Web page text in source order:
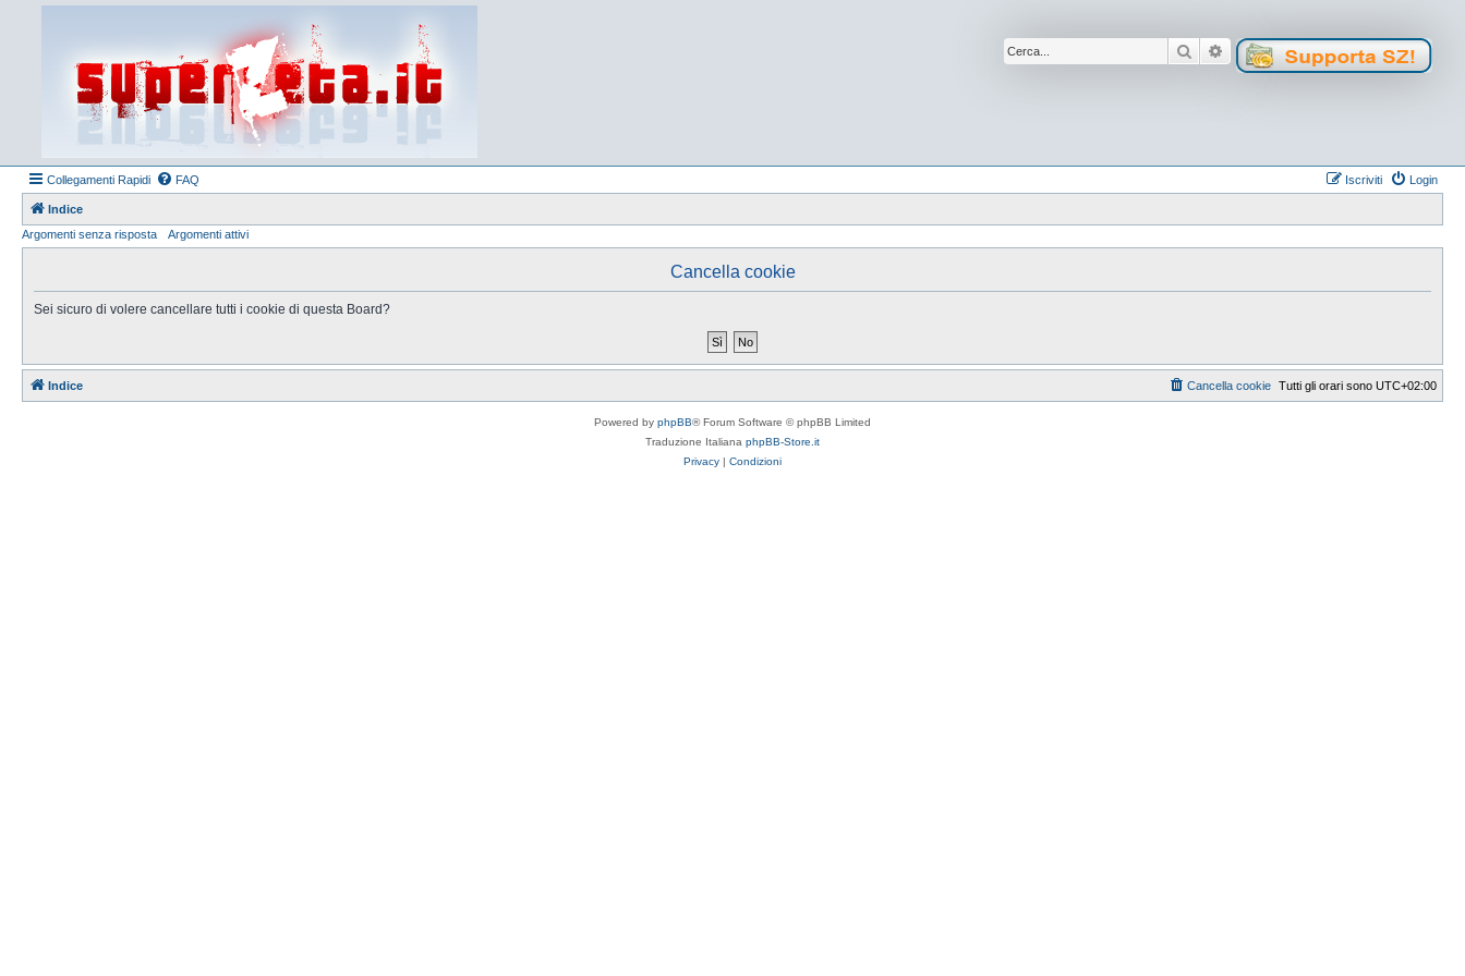
Cerca Ricerca avanzata
Collegamenti Rapidi FAQ Login
Iscriviti
Indice
Argomenti senza risposta
Argomenti attivi
Cancella cookie
Sei sicuro di volere cancellare tutti i cookie di questa Board?
Indice Tutti gli orari sono UTC+02:00
Cancella cookie
Powered by phpBB® Forum Software © phpBB Limited
Traduzione Italiana phpBB-Store.it
Privacy | Condizioni